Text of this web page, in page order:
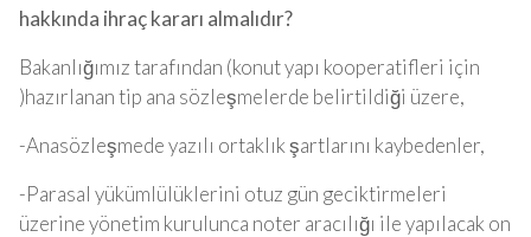
hakkında ihraç kararı almalıdır?
Bakanlığımız tarafından (konut yapı kooperatifleri için
)hazırlanan tip ana sözleşmelerde belirtildiği üzere,
-Anasözleşmede yazılı ortaklık şartlarını kaybedenler,
-Parasal yükümlülüklerini otuz gün geciktirmeleri
üzerine yönetim kurulunca noter aracılığı ile yapılacak on